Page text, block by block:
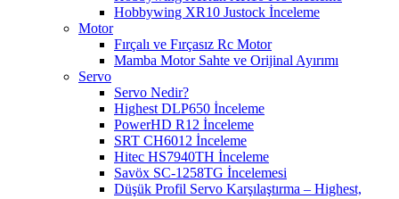
Hobbywing XR10 Justock İnceleme
Motor
Fırçalı ve Fırçasız Rc Motor
Mamba Motor Sahte ve Orijinal Ayırımı
Servo
Servo Nedir?
Highest DLP650 İnceleme
PowerHD R12 İnceleme
SRT CH6012 İnceleme
Hitec HS7940TH İnceleme
Savöx SC-1258TG İncelemesi
Düşük Profil Servo Karşılaştırma – Highest,